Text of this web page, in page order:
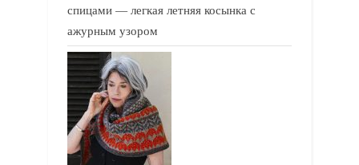
спицами — легкая летняя косынка с
ажурным узором